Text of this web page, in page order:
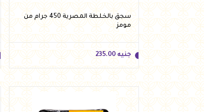
سجق بالخلطة المصرية 450 جرام من
مومز
جنيه 235.00